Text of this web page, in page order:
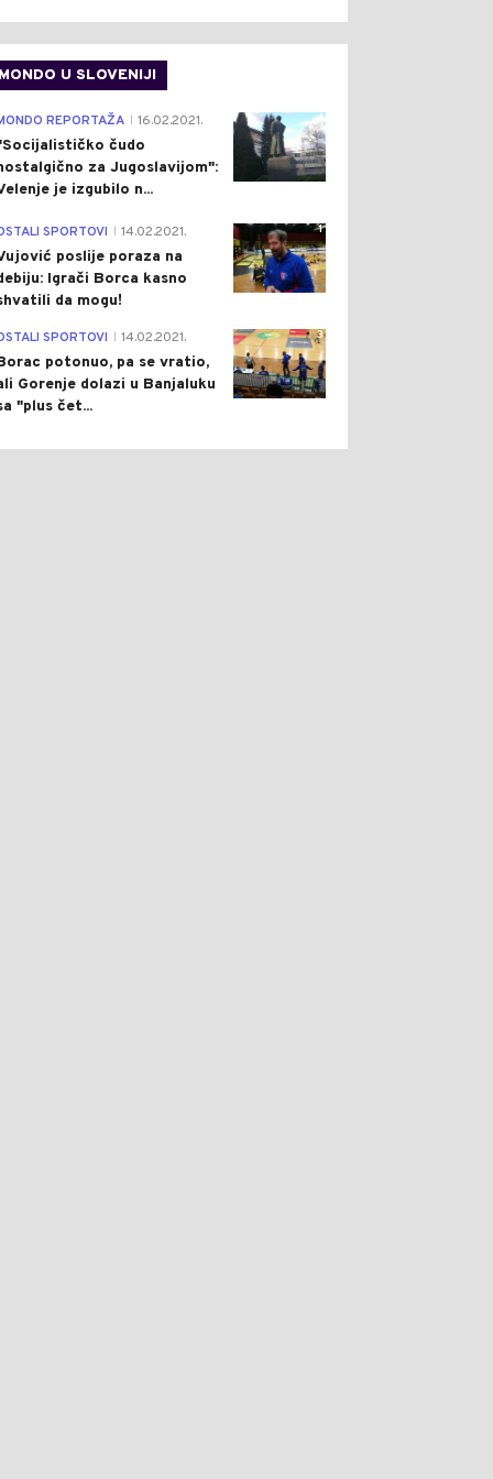
MONDO U SLOVENIJI
4
REPORTAŽA 16.02.2021.
čudo
za Jugoslavijom":
je izgubilo n...
1
SPORTOVI 14.02.2021.
poslije poraza na
Igrači Borca kasno
da mogu!
3
SPORTOVI 14.02.2021.
potonuo, pa se vratio,
Gorenje dolazi u Banjaluku
"plus čet...